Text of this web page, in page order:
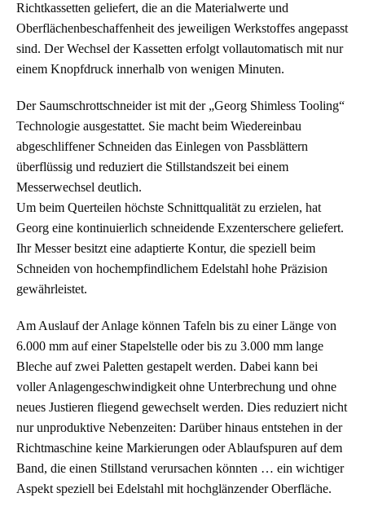
Richtkassetten geliefert, die an die Materialwerte und
Oberflächenbeschaffenheit des jeweiligen Werkstoffes angepasst
sind. Der Wechsel der Kassetten erfolgt vollautomatisch mit nur
einem Knopfdruck innerhalb von wenigen Minuten.
Der Saumschrottschneider ist mit der „Georg Shimless Tooling“
Technologie ausgestattet. Sie macht beim Wiedereinbau
abgeschliffener Schneiden das Einlegen von Passblättern
überflüssig und reduziert die Stillstandszeit bei einem
Messerwechsel deutlich.
Um beim Querteilen höchste Schnittqualität zu erzielen, hat
Georg eine kontinuierlich schneidende Exzenterschere geliefert.
Ihr Messer besitzt eine adaptierte Kontur, die speziell beim
Schneiden von hochempfindlichem Edelstahl hohe Präzision
gewährleistet.
Am Auslauf der Anlage können Tafeln bis zu einer Länge von
6.000 mm auf einer Stapelstelle oder bis zu 3.000 mm lange
Bleche auf zwei Paletten gestapelt werden. Dabei kann bei
voller Anlagengeschwindigkeit ohne Unterbrechung und ohne
neues Justieren fliegend gewechselt werden. Dies reduziert nicht
nur unproduktive Nebenzeiten: Darüber hinaus entstehen in der
Richtmaschine keine Markierungen oder Ablaufspuren auf dem
Band, die einen Stillstand verursachen könnten … ein wichtiger
Aspekt speziell bei Edelstahl mit hochglänzender Oberfläche.